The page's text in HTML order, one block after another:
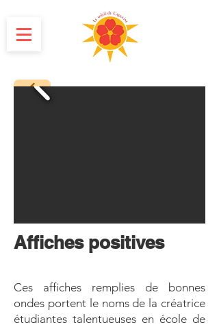
Affiches positives ​
Ces affiches remplies de bonnes
ondes portent le noms de la créatrice
étudiantes talentueuses en école de